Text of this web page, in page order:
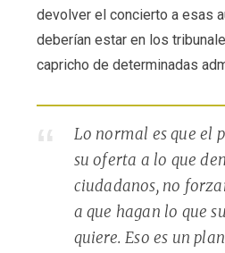
devolver el concierto a esas
deberían estar en los
capricho de determinadas
Lo normal es que el
su oferta a lo que
ciudadanos, no
a que hagan lo que
quiere. Eso es un